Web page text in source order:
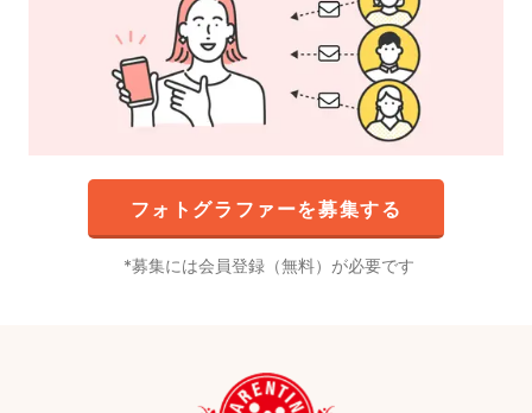
フォトグラファーを募集する
募集には会員登録（無料）が必要です